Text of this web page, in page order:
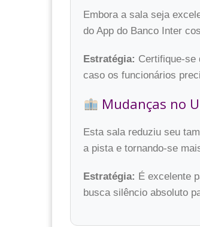
Embora a sala seja
do App do Banco Inter
Estratégia: Certifique-se
caso os funcionários
Mudanças no
Esta sala reduziu seu
a pista e tornando-se
Estratégia: É excelente
busca silêncio absoluto